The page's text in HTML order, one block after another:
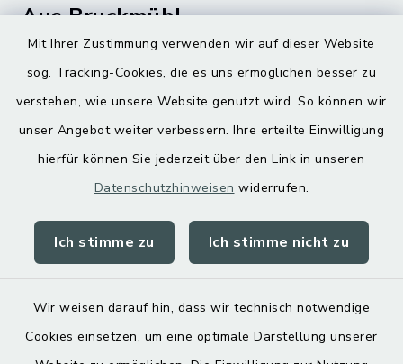
Mit Ihrer Zustimmung verwenden wir auf dieser Website
sog. Tracking-Cookies, die es uns ermöglichen besser zu
verstehen, wie unsere Website genutzt wird. So können wir
unser Angebot weiter verbessern. Ihre erteilte Einwilligung
hierfür können Sie jederzeit über den Link in unseren
Datenschutzhinweisen widerrufen.
Ich stimme zu Ich stimme nicht zu
Wir weisen darauf hin, dass wir technisch notwendige
Cookies einsetzen, um eine optimale Darstellung unserer
Aus Bruckmühl
Digitaler Ortsplan
Kontakt
Datenschutz